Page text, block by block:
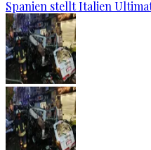
Spanien stellt Italien